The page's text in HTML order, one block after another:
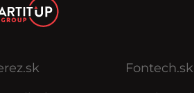
Fontech.sk